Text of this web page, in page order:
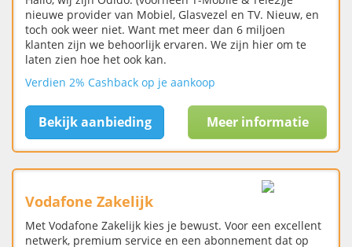
nieuwe provider van Mobiel, Glasvezel en TV. Nieuw, en
toch ook weer niet. Want met meer dan 6 miljoen
klanten zijn we behoorlijk ervaren. We zijn hier om te
laten zien hoe het ook kan.
Verdien 2% Cashback op je aankoop
Bekijk aanbieding Meer informatie
Vodafone Zakelijk
Met Vodafone Zakelijk kies je bewust. Voor een excellent
netwerk, premium service en een abonnement dat op